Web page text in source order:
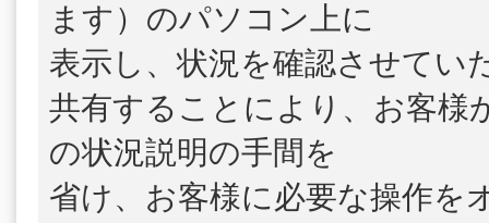
ます）のパソコン上に
表示し、状況を確認させてい
共有することにより、お客様
の状況説明の手間を
省け、お客様に必要な操作を